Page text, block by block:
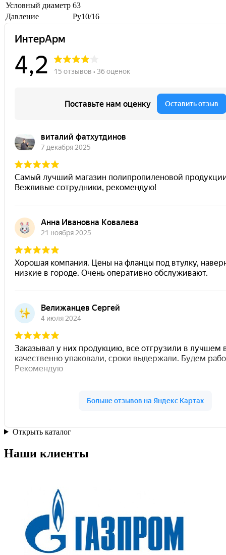
Условный диаметр 63
Давление
Ру10/16
Открыть каталог
Наши клиенты